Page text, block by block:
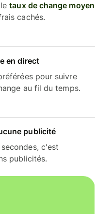
letaux de change moyen
cachés.
en direct
pour suivre
au fil du temps.
publicité
c'est
publicités.